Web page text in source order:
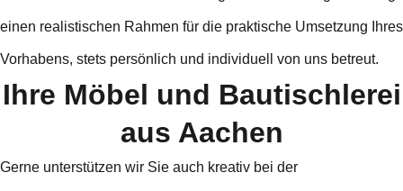
einen realistischen Rahmen für die praktische Umsetzung Ihres
Vorhabens, stets persönlich und individuell von uns betreut.
Ihre Möbel und Bautischlerei
aus Aachen
Gerne unterstützen wir Sie auch kreativ bei der